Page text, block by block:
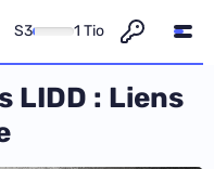
S3 1 Tio
LIDD : Liens